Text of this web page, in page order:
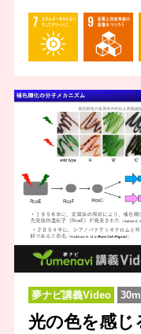
夢ナビ講義Video
光の色を感